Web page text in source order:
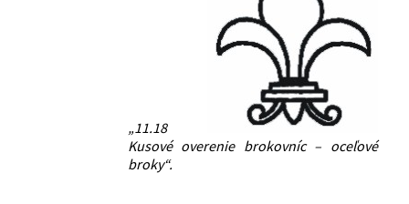
„11.18
Kusové overenie brokovníc – oceľové
broky“.